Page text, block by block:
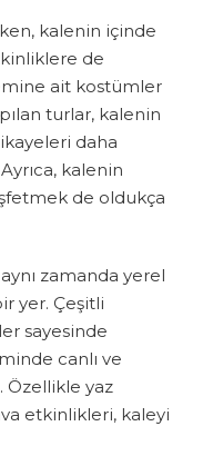
kalenin içinde
de
ait kostümler
turlar, kalenin
daha
kalenin
de oldukça
zamanda yerel
yer. Çeşitli
sayesinde
canlı ve
Özellikle yaz
etkinlikleri, kaleyi